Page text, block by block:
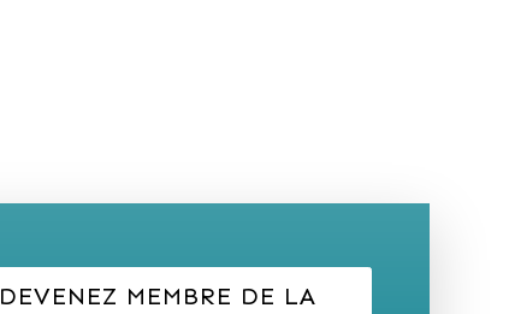
DEVENEZ MEMBRE DE LA